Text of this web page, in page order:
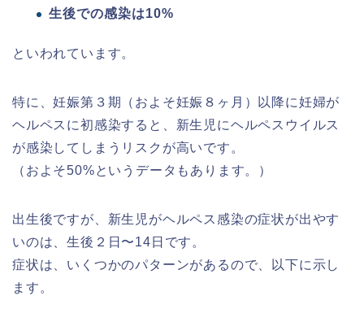
生後での感染は10%
といわれています。
特に、妊娠第３期（およそ妊娠８ヶ月）以降に妊婦が
ヘルペスに初感染すると、新生児にヘルペスウイルス
が感染してしまうリスクが高いです。
（およそ50%というデータもあります。）
出生後ですが、新生児がヘルペス感染の症状が出やす
いのは、生後２日〜14日です。
症状は、いくつかのパターンがあるので、以下に示し
ます。